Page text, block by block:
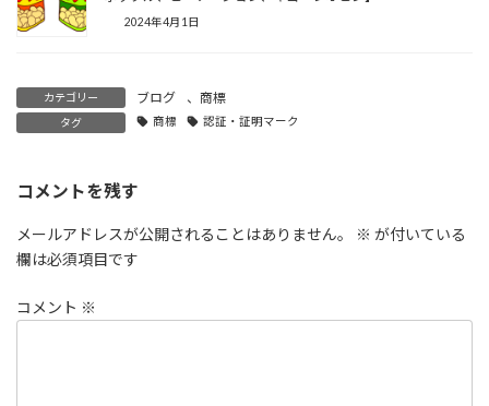
2024年4月1日
カテゴリー ブログ 、 商標
タグ 商標 認証・証明マーク
コメントを残す
メールアドレスが公開されることはありません。 ※ が付いている
欄は必須項目です
コメント ※